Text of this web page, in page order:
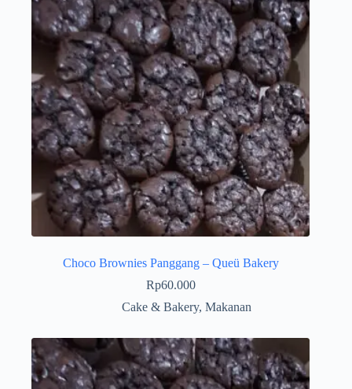
Choco Brownies Panggang – Queü Bakery
Rp60.000
Cake & Bakery, Makanan